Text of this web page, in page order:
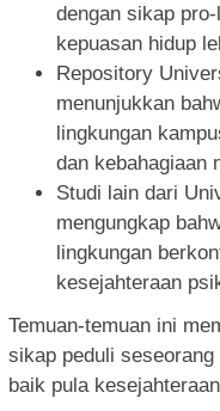
dengan sikap
kepuasan hidup
Repository
menunjukkan
lingkungan
dan kebahagiaan
Studi lain dari
mengungkap
lingkungan
kesejahteraan
Temuan-temuan ini
sikap peduli
baik pula